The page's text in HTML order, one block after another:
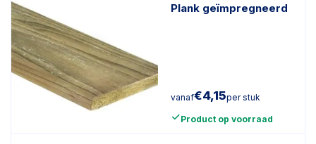
Plank geïmpregneerd
vanaf€4,15per stuk
Product op voorraad